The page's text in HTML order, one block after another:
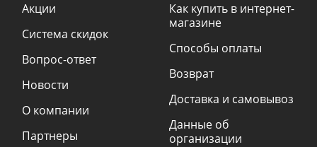
Акции
Система скидок
Вопрос-ответ
Новости
О компании
Партнеры
Как купить в интернет-
магазине
Способы оплаты
Возврат
Доставка и самовывоз
Данные об
организации